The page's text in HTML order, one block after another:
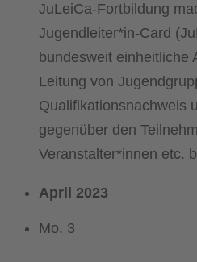
JuLeiCa-Fortbildung
Jugendleiter*in-Card
bundesweit einheitliche
Leitung von
Qualifikationsnachweis
gegenüber den
Veranstalter*innen etc.
April 2023
Mo. 3